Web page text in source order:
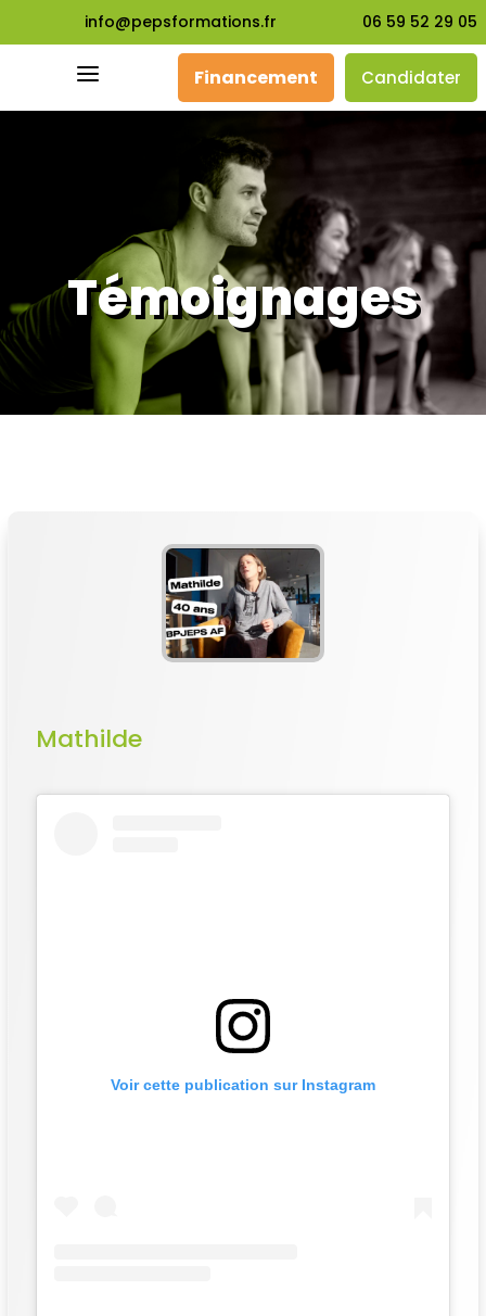
info@pepsformations.fr 06 59 52 29 05
a Financement Candidater
Témoignages
Mathilde
Voir cette publication sur Instagram